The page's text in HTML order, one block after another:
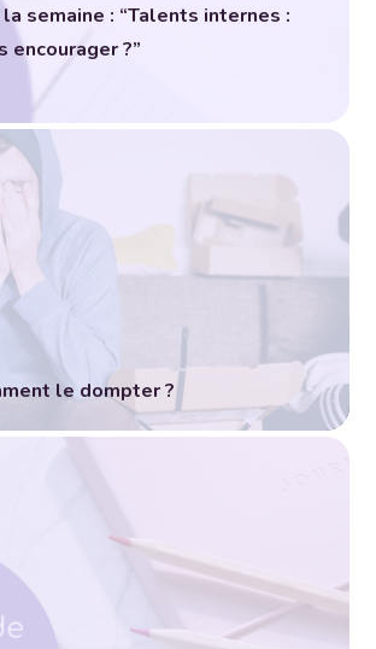
la semaine : “Talents internes :
encourager ?”
le dompter ?